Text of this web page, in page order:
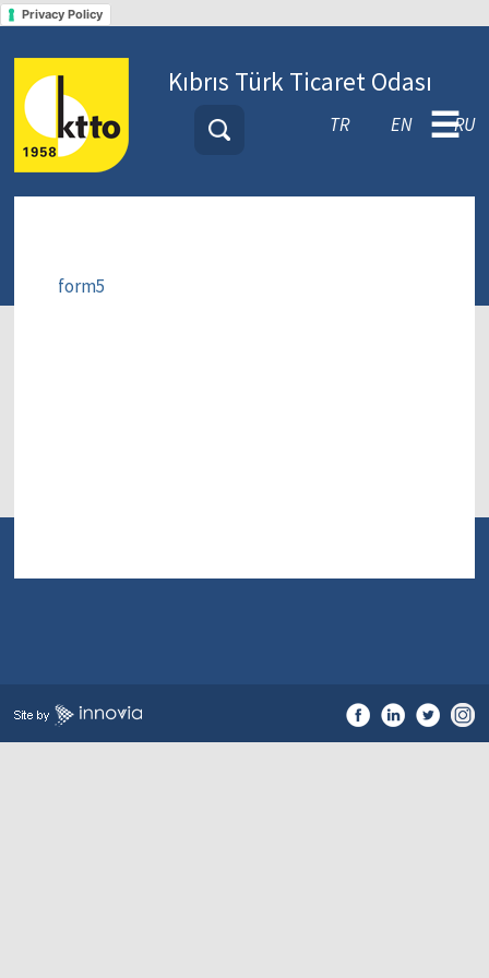
Privacy Policy
Kıbrıs Türk Ticaret Odası
TR EN RU
☰
form5